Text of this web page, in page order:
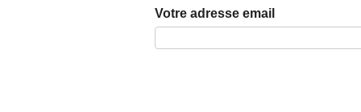
Votre adresse email